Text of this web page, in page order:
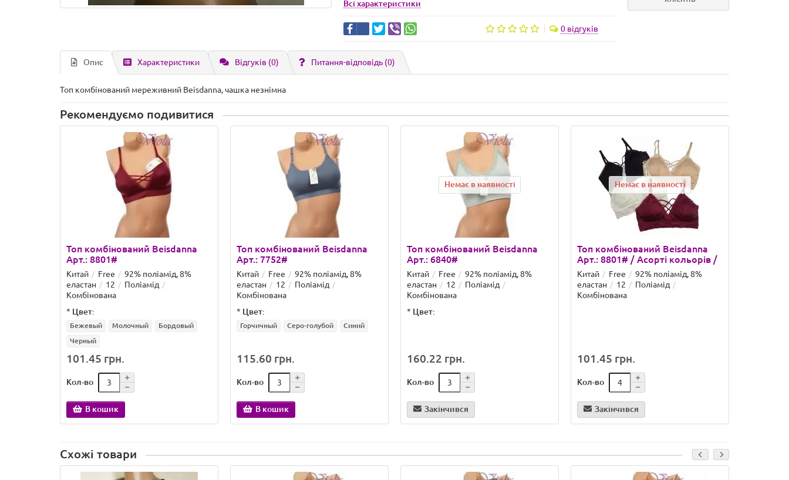
Всі характеристики
0 відгуків
Опис Характеристики Відгуків (0) Питання-відповідь (0)
Топ комбінований мереживний Beisdanna, чашка незнімна
Рекомендуємо подивитися
Топ комбінований Beisdanna
Арт.: 8801#
Китай Free
92% поліамід, 8%
еластан
12
Поліамід
Комбінована
* Цвет:
Бежевый Молочный
Бордовый
Черный
101.45 грн.
Кол-во
В кошик
Топ комбінований Beisdanna
Арт.: 7752#
Китай Free
92% поліамід, 8%
еластан
12
Поліамід
Комбінована
* Цвет:
Горчичный Серо-голубой Синий
115.60 грн.
Кол-во
В кошик
Немає в наявності
Топ комбінований Beisdanna
Арт.: 6840#
Китай Free
92% поліамід, 8%
еластан
12
Поліамід
Комбінована
* Цвет:
160.22 грн.
Кол-во
Закінчився
Немає в наявності
Топ комбінований Beisdanna
Арт.: 8801# / Асорті кольорів /
Китай Free
92% поліамід, 8%
еластан
12
Поліамід
Комбінована
101.45 грн.
Кол-во
Закінчився
Схожі товари